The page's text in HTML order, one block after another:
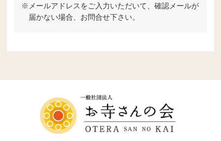
※ メールアドレスをご入力いただいて、確認メールが
届かない場合、お問合せ下さい。